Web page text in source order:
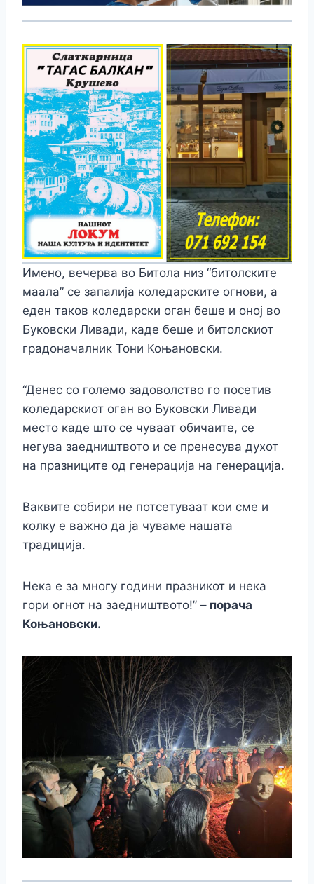
Имено, вечерва во Битола низ “битолските
маала” се запалија коледарските огнови, а
еден таков коледарски оган беше и оној во
Буковски Ливади, каде беше и битолскиот
градоначалник Тони Коњановски.
“Денес со големо задоволство го посетив
коледарскиот оган во Буковски Ливади
место каде што се чуваат обичаите, се
негува заедништвото и се пренесува духот
на празниците од генерација на генерација.
Ваквите собири не потсетуваат кои сме и
колку е важно да ја чуваме нашата
традиција.
Нека е за многу години празникот и нека
гори огнот на заедништвото!” – порача
Коњановски.